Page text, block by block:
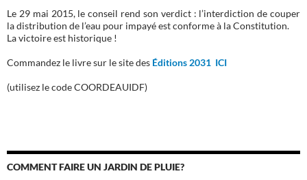
Le 29 mai 2015, le conseil rend son verdict : l’interdiction de couper
la distribution de l’eau pour impayé est conforme à la Constitution.
La victoire est historique !
Commandez le livre sur le site des Éditions 2031 ICI
(utilisez le code COORDEAUIDF)
COMMENT FAIRE UN JARDIN DE PLUIE?